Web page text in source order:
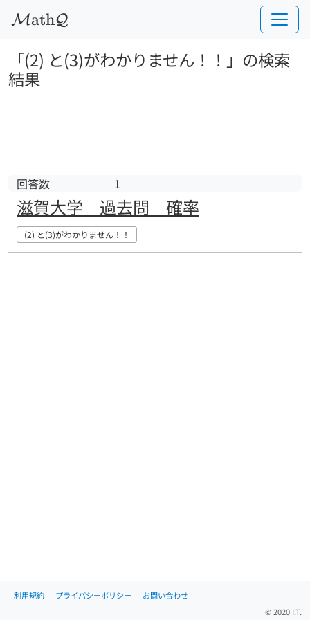
MathQ
「(2) と(3)がわかりません！！」の検索
結果
回答数 1
滋賀大学　過去問　確率
(2) と(3)がわかりません！！
利用規約 プライバシーポリシー
お問い合わせ
© 2020 I.T.